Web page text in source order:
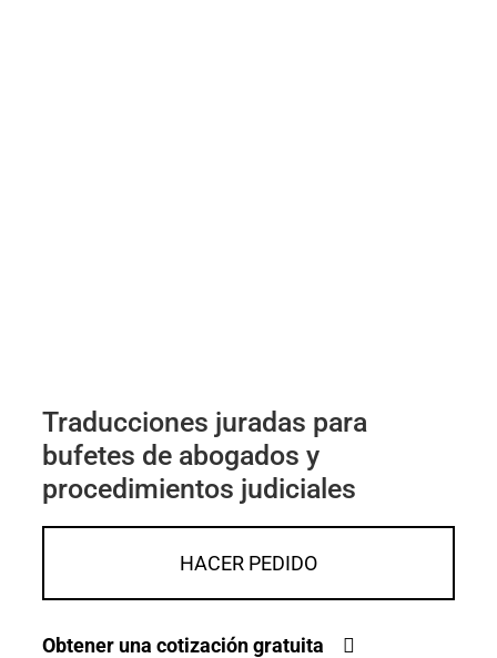
Traducciones juradas para
bufetes de abogados y
procedimientos judiciales
HACER PEDIDO
Obtener una cotización gratuita